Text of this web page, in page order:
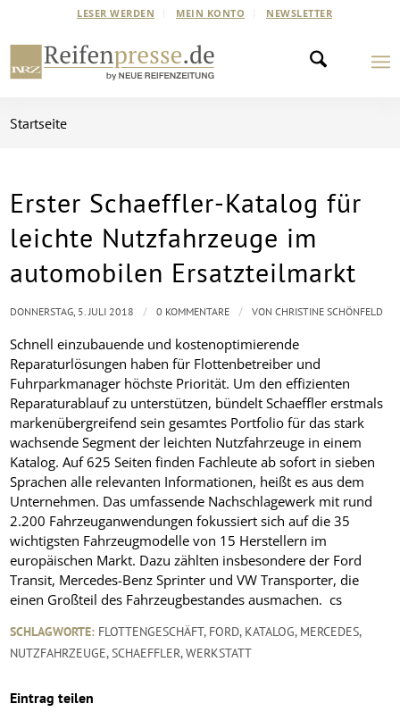
LESER WERDEN MEIN KONTO NEWSLETTER
Startseite
Erster Schaeffler-Katalog für
leichte Nutzfahrzeuge im
automobilen Ersatzteilmarkt
Schnell einzubauende und kostenoptimierende
Reparaturlösungen haben für Flottenbetreiber und
Fuhrparkmanager höchste Priorität. Um den effizienten
Reparaturablauf zu unterstützen, bündelt Schaeffler erstmals
markenübergreifend sein gesamtes Portfolio für das stark
wachsende Segment der leichten Nutzfahrzeuge in einem
Katalog. Auf 625 Seiten finden Fachleute ab sofort in sieben
Sprachen alle relevanten Informationen, heißt es aus dem
Unternehmen. Das umfassende Nachschlagewerk mit rund
2.200 Fahrzeuganwendungen fokussiert sich auf die 35
wichtigsten Fahrzeugmodelle von 15 Herstellern im
europäischen Markt. Dazu zählten insbesondere der Ford
Transit, Mercedes-Benz Sprinter und VW Transporter, die
einen Großteil des Fahrzeugbestandes ausmachen. cs
DONNERSTAG, 5. JULI 2018 / 0 KOMMENTARE / VONCHRISTINE SCHÖNFELD
SCHLAGWORTE: FLOTTENGESCHÄFT, FORD, KATALOG, MERCEDES,
NUTZFAHRZEUGE, SCHAEFFLER,WERKSTATT
Eintrag teilen